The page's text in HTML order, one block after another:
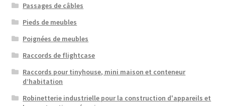
Passages de câbles
Pieds de meubles
Poignées de meubles
Raccords de flightcase
Raccords pour tinyhouse, mini maison et conteneur
d’habitation
Robinetterie industrielle pour la construction d'appareils et